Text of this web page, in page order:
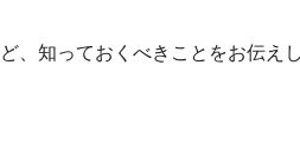
、知っておくべきことをお伝えし